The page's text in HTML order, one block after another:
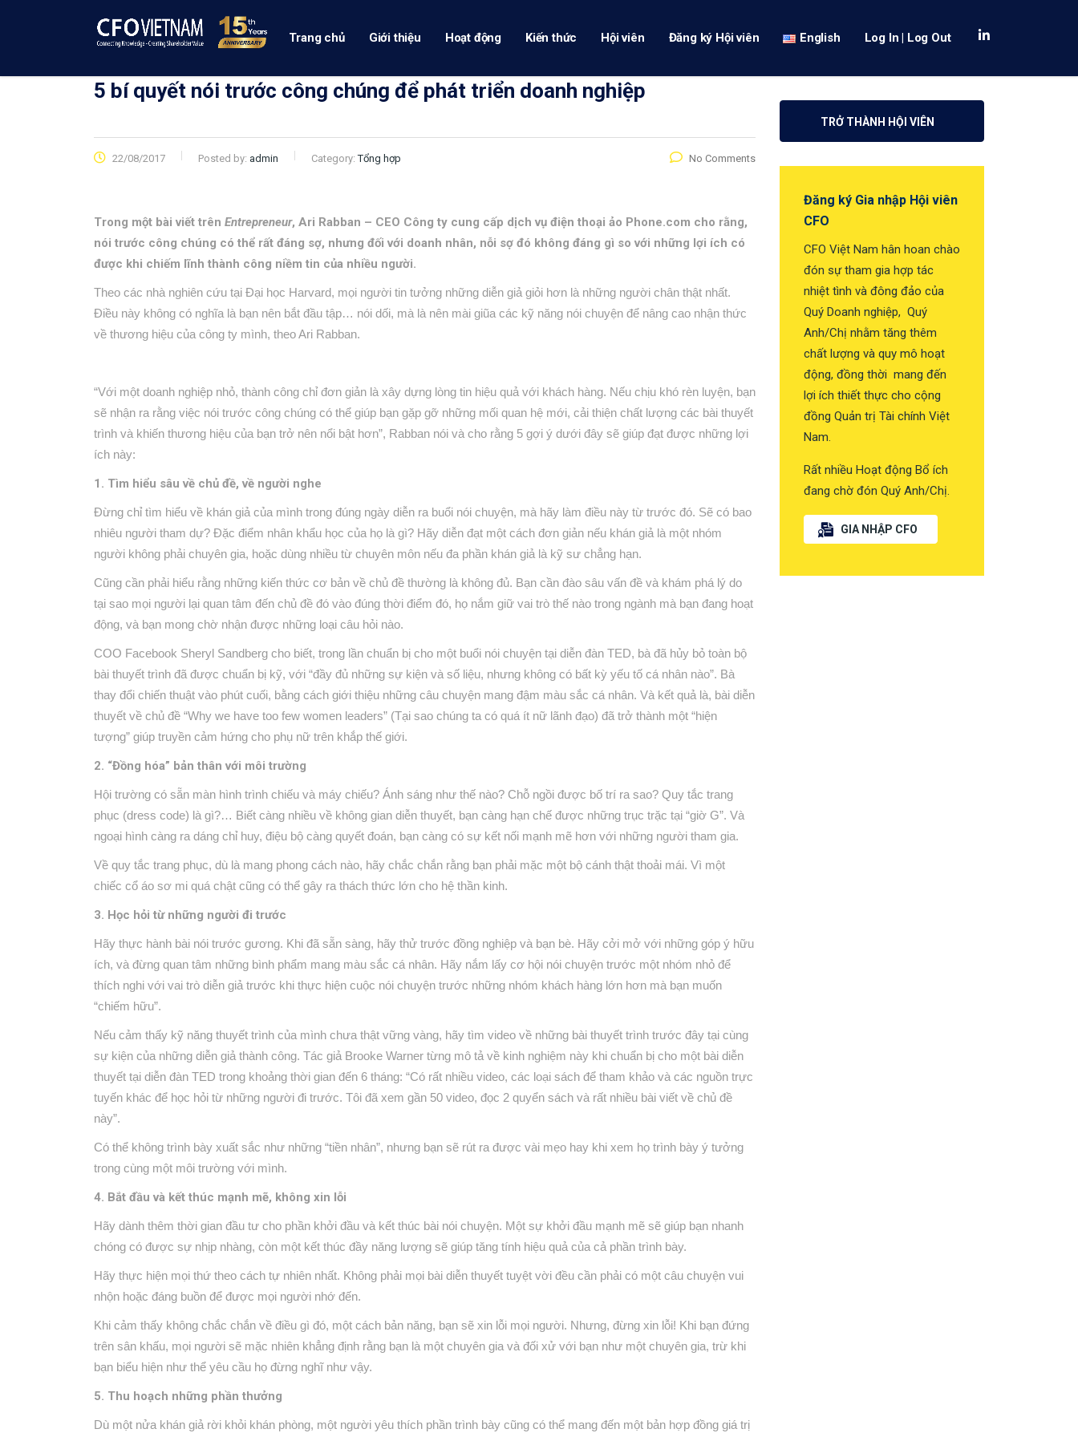
Trang chủ Giới thiệu Hoạt động Kiến thức Hội viên Đăng ký Hội viên English Log In | Log Out
5 bí quyết nói trước công chúng để phát triển doanh nghiệp
22/08/2017 Posted by: admin Category:Tổng hợp No Comments
Trong một bài viết trên Entrepreneur, Ari Rabban – CEO Công ty cung cấp dịch vụ điện thoại ảo Phone.com cho rằng,
nói trước công chúng có thể rất đáng sợ, nhưng đối với doanh nhân, nỗi sợ đó không đáng gì so với những lợi ích có
được khi chiếm lĩnh thành công niềm tin của nhiều người.
Theo các nhà nghiên cứu tại Đại học Harvard, mọi người tin tưởng những diễn giả giỏi hơn là những người chân thật nhất.
Điều này không có nghĩa là bạn nên bắt đầu tập… nói dối, mà là nên mài giũa các kỹ năng nói chuyện để nâng cao nhận thức
về thương hiệu của công ty mình, theo Ari Rabban.
“Với một doanh nghiệp nhỏ, thành công chỉ đơn giản là xây dựng lòng tin hiệu quả với khách hàng. Nếu chịu khó rèn luyện, bạn
sẽ nhận ra rằng việc nói trước công chúng có thể giúp bạn gặp gỡ những mối quan hệ mới, cải thiện chất lượng các bài thuyết
trình và khiến thương hiệu của bạn trở nên nổi bật hơn”, Rabban nói và cho rằng 5 gợi ý dưới đây sẽ giúp đạt được những lợi
ích này:
1. Tìm hiểu sâu về chủ đề, về người nghe
Đừng chỉ tìm hiểu về khán giả của mình trong đúng ngày diễn ra buổi nói chuyện, mà hãy làm điều này từ trước đó. Sẽ có bao
nhiêu người tham dự? Đặc điểm nhân khẩu học của họ là gì? Hãy diễn đạt một cách đơn giản nếu khán giả là một nhóm
người không phải chuyên gia, hoặc dùng nhiều từ chuyên môn nếu đa phần khán giả là kỹ sư chẳng hạn.
Cũng cần phải hiểu rằng những kiến thức cơ bản về chủ đề thường là không đủ. Bạn cần đào sâu vấn đề và khám phá lý do
tại sao mọi người lại quan tâm đến chủ đề đó vào đúng thời điểm đó, họ nắm giữ vai trò thế nào trong ngành mà bạn đang hoạt
động, và bạn mong chờ nhận được những loại câu hỏi nào.
COO Facebook Sheryl Sandberg cho biết, trong lần chuẩn bị cho một buổi nói chuyện tại diễn đàn TED, bà đã hủy bỏ toàn bộ
bài thuyết trình đã được chuẩn bị kỹ, với “đầy đủ những sự kiện và số liệu, nhưng không có bất kỳ yếu tố cá nhân nào”. Bà
thay đổi chiến thuật vào phút cuối, bằng cách giới thiệu những câu chuyện mang đậm màu sắc cá nhân. Và kết quả là, bài diễn
thuyết về chủ đề “Why we have too few women leaders” (Tại sao chúng ta có quá ít nữ lãnh đạo) đã trở thành một “hiện
tượng” giúp truyền cảm hứng cho phụ nữ trên khắp thế giới.
2. “Đồng hóa” bản thân với môi trường
Hội trường có sẵn màn hình trình chiếu và máy chiếu? Ánh sáng như thế nào? Chỗ ngồi được bố trí ra sao? Quy tắc trang
phục (dress code) là gì?… Biết càng nhiều về không gian diễn thuyết, bạn càng hạn chế được những trục trặc tại “giờ G”. Và
ngoại hình càng ra dáng chỉ huy, điệu bộ càng quyết đoán, bạn càng có sự kết nối mạnh mẽ hơn với những người tham gia.
Về quy tắc trang phục, dù là mang phong cách nào, hãy chắc chắn rằng bạn phải mặc một bộ cánh thật thoải mái. Vì một
chiếc cổ áo sơ mi quá chật cũng có thể gây ra thách thức lớn cho hệ thần kinh.
3. Học hỏi từ những người đi trước
Hãy thực hành bài nói trước gương. Khi đã sẵn sàng, hãy thử trước đồng nghiệp và bạn bè. Hãy cởi mở với những góp ý hữu
ích, và đừng quan tâm những bình phẩm mang màu sắc cá nhân. Hãy nắm lấy cơ hội nói chuyện trước một nhóm nhỏ để
thích nghi với vai trò diễn giả trước khi thực hiện cuộc nói chuyện trước những nhóm khách hàng lớn hơn mà bạn muốn
“chiếm hữu”.
Nếu cảm thấy kỹ năng thuyết trình của mình chưa thật vững vàng, hãy tìm video về những bài thuyết trình trước đây tại cùng
sự kiện của những diễn giả thành công. Tác giả Brooke Warner từng mô tả về kinh nghiệm này khi chuẩn bị cho một bài diễn
thuyết tại diễn đàn TED trong khoảng thời gian đến 6 tháng: “Có rất nhiều video, các loại sách để tham khảo và các nguồn trực
tuyến khác để học hỏi từ những người đi trước. Tôi đã xem gần 50 video, đọc 2 quyển sách và rất nhiều bài viết về chủ đề
này”.
Có thể không trình bày xuất sắc như những “tiền nhân”, nhưng bạn sẽ rút ra được vài mẹo hay khi xem họ trình bày ý tưởng
trong cùng một môi trường với mình.
4. Bắt đầu và kết thúc mạnh mẽ, không xin lỗi
Hãy dành thêm thời gian đầu tư cho phần khởi đầu và kết thúc bài nói chuyện. Một sự khởi đầu mạnh mẽ sẽ giúp bạn nhanh
chóng có được sự nhịp nhàng, còn một kết thúc đầy năng lượng sẽ giúp tăng tính hiệu quả của cả phần trình bày.
Hãy thực hiện mọi thứ theo cách tự nhiên nhất. Không phải mọi bài diễn thuyết tuyệt vời đều cần phải có một câu chuyện vui
nhộn hoặc đáng buồn để được mọi người nhớ đến.
Khi cảm thấy không chắc chắn về điều gì đó, một cách bản năng, bạn sẽ xin lỗi mọi người. Nhưng, đừng xin lỗi! Khi bạn đứng
trên sân khấu, mọi người sẽ mặc nhiên khẳng định rằng bạn là một chuyên gia và đối xử với bạn như một chuyên gia, trừ khi
bạn biểu hiện như thể yêu cầu họ đừng nghĩ như vậy.
5. Thu hoạch những phần thưởng
Dù một nửa khán giả rời khỏi khán phòng, một người yêu thích phần trình bày cũng có thể mang đến một bản hợp đồng giá trị
TRỞ THÀNH HỘI VIÊN
Đăng ký Gia nhập Hội viên
CFO
CFO Việt Nam hân hoan chào
đón sự tham gia hợp tác
nhiệt tình và đông đảo của
Quý Doanh nghiệp, Quý
Anh/Chị nhằm tăng thêm
chất lượng và quy mô hoạt
động, đồng thời mang đến
lợi ích thiết thực cho cộng
đồng Quản trị Tài chính Việt
Nam.
Rất nhiều Hoạt động Bổ ích
đang chờ đón Quý Anh/Chị.
GIA NHẬP CFO